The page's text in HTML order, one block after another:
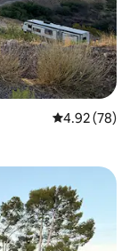
คะแนนเฉลี่ย
4.92 (78)